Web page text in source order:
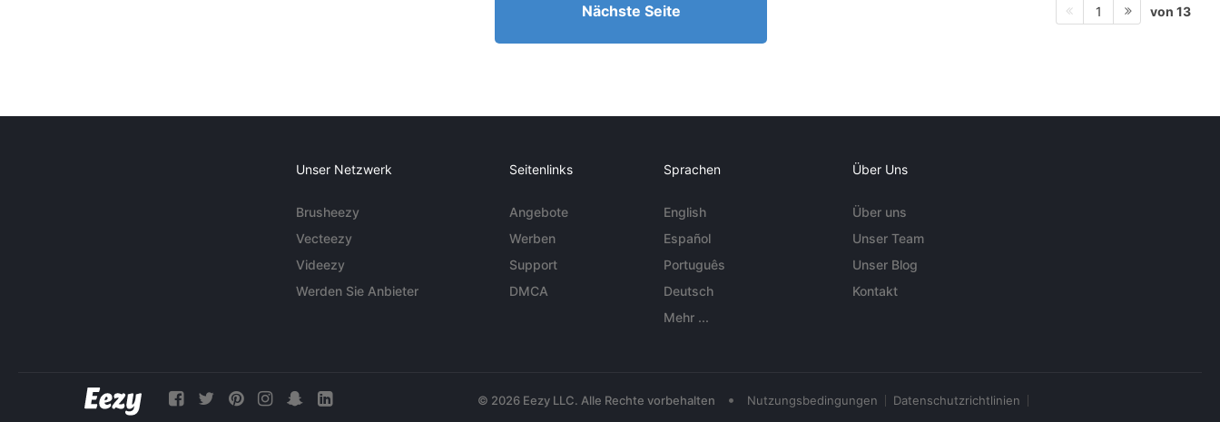
Nächste Seite 1 von 13
Unser Netzwerk
Brusheezy
Vecteezy
Videezy
Werden Sie Anbieter
Seitenlinks
Angebote
Werben
Support
DMCA
Sprachen
English
Español
Português
Deutsch
Mehr ...
Über Uns
Über uns
Unser Team
Unser Blog
Kontakt
© 2026 Eezy LLC. Alle Rechte vorbehalten • Nutzungsbedingungen Datenschutzrichtlinien